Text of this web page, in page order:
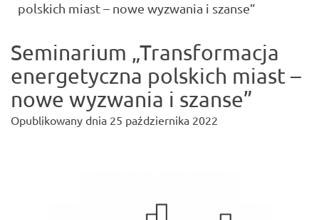
polskich miast – nowe wyzwania i szanse”
Seminarium „Transformacja
energetyczna polskich miast –
nowe wyzwania i szanse”
Opublikowany dnia 25 października 2022